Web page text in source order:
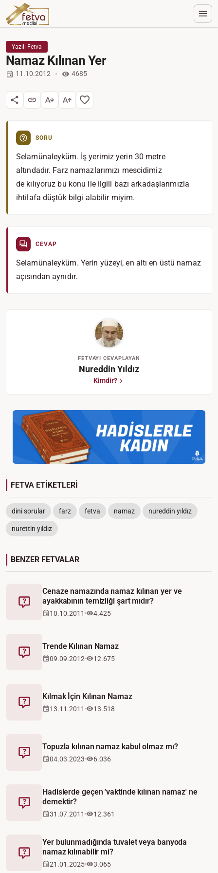
Yazılı Fetva
Namaz Kılınan Yer
11.10.2012 4685
SORU
Selamünaleyküm. İş yerimiz yerin 30 metre
altındadır. Farz namazlarımızı mescidimiz
de kılıyoruz bu konu ile ilgili bazı arkadaşlarımızla
ihtilafa düştük bilgi alabilir miyim.
CEVAP
Selamünaleyküm. Yerin yüzeyi, en altı en üstü namaz
açısından aynıdır.
FETVAYI CEVAPLAYAN
Nureddin Yıldız
Kimdir?
FETVA ETİKETLERİ
dini sorular farz fetva namaz nureddin yıldız
nurettin yıldız
BENZER FETVALAR
Fetva
Cenaze namazında namaz kılınan yer ve
ayakkabının temizliği şart mıdır?
10.10.2011 4.425
Fetva
Trende Kılınan Namaz
09.09.2012 12.675
Fetva
Kılmak İçin Kılınan Namaz
13.11.2011 13.518
Fetva
Topuzla kılınan namaz kabul olmaz mı?
04.03.2023 6.036
Fetva
Hadislerde geçen 'vaktinde kılınan namaz' ne
demektir?
31.07.2011 12.361
Fetva
Yer bulunmadığında tuvalet veya banyoda
namaz kılınabilir mi?
21.01.2025 3.065